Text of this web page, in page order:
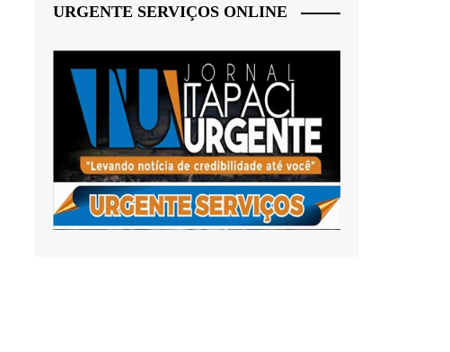
URGENTE SERVIÇOS ONLINE